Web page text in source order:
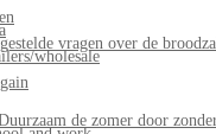
vragen over de
wholesale
de zomer door